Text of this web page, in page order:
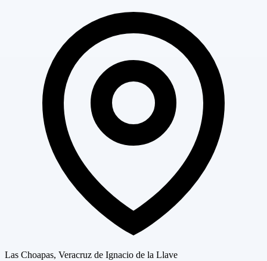
Las Choapas, Veracruz de Ignacio de la Llave